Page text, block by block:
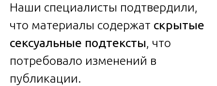
Наши специалисты подтвердили,
что материалы содержат скрытые
сексуальные подтексты, что
потребовало изменений в
публикации.